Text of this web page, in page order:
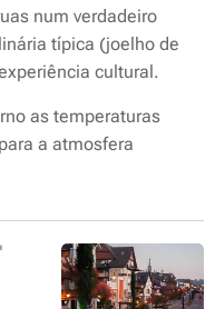
num verdadeiro
típica (joelho de
cultural.
as temperaturas
a atmosfera